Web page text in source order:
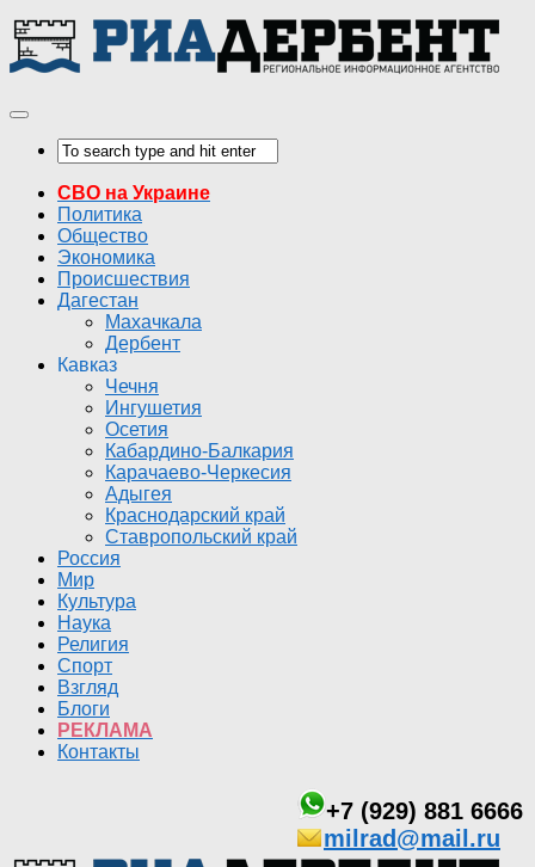
СВО на Украине
Политика
Общество
Экономика
Происшествия
Дагестан
Махачкала
Дербент
Кавказ
Чечня
Ингушетия
Осетия
Кабардино-Балкария
Карачаево-Черкесия
Адыгея
Краснодарский край
Ставропольский край
Россия
Мир
Культура
Наука
Религия
Спорт
Взгляд
Блоги
РЕКЛАМА
Контакты
+7 (929) 881 6666
milrad@mail.ru